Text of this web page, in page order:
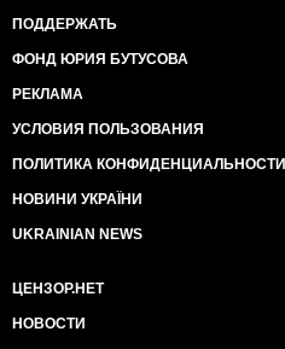
ПОДДЕРЖАТЬ
ФОНД ЮРИЯ БУТУСОВА
РЕКЛАМА
УСЛОВИЯ ПОЛЬЗОВАНИЯ
ПОЛИТИКА КОНФИДЕНЦИАЛЬНОСТИ
НОВИНИ УКРАЇНИ
UKRAINIAN NEWS
ЦЕНЗОР.НЕТ
НОВОСТИ